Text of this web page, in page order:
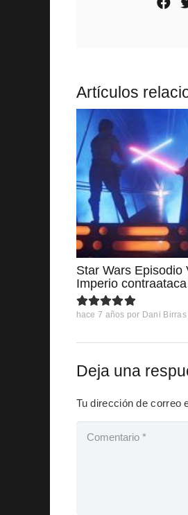
Artículos
Star Wars Episodio
Imperio contraataca
hace 7 años por Dani Birras
Deja una
Tu dirección de correo